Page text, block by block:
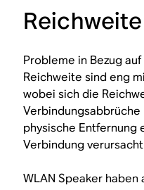
Probleme in Bezug
Reichweite sind eng
wobei sich die
physische Entfernung
Verbindung
WLAN Speaker